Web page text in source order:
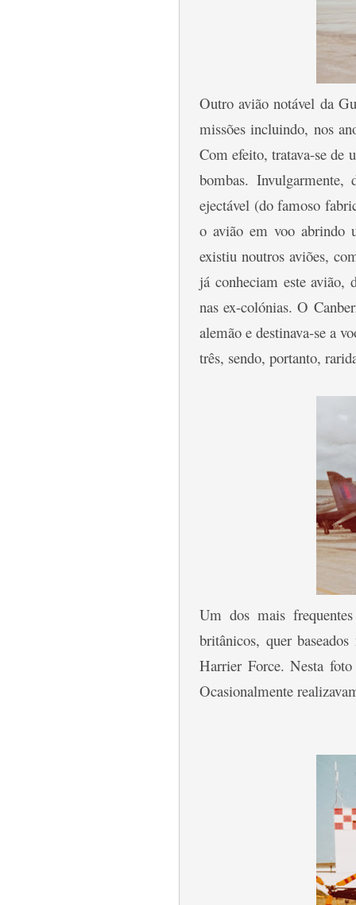
Outro avião notável da
missões incluindo, nos
Com efeito, tratava-se de
bombas.
ejectável (do famoso
o avião em voo abrindo
existiu noutros aviões,
já conheciam este avião,
nas ex-colónias. O
alemão e destinava-se a
três, sendo, portanto,
Um dos mais
britânicos, quer
Harrier Force. Nesta foto
Ocasionalmente